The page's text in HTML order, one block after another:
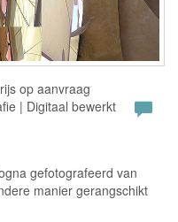
op aanvraag
| Digitaal bewerkt
gefotografeerd van
manier gerangschikt